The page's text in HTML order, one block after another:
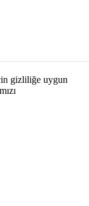
gizliliğe uygun